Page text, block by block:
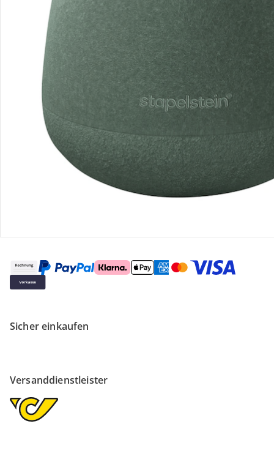
Retoure & Reklamation
Gutscheine & Aktionen
Filialen & Beratung
Sicher einkaufen
Versanddienstleister